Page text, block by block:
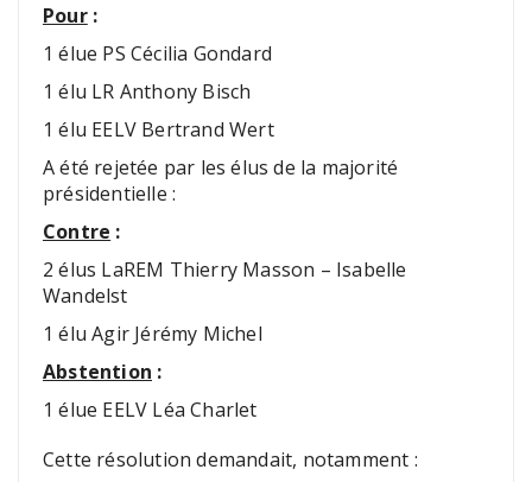
Pour:
1 élue PS Cécilia Gondard
1 élu LR Anthony Bisch
1 élu EELV Bertrand Wert
A été rejetée par les élus de la majorité
présidentielle :
Contre :
2 élus LaREM Thierry Masson – Isabelle
Wandelst
1 élu Agir Jérémy Michel
Abstention :
1 élue EELV Léa Charlet
Cette résolution demandait, notamment :